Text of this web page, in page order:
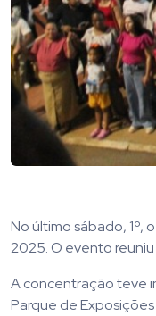
No último sábado, 1º,
2025. O evento
A concentração teve
Parque de